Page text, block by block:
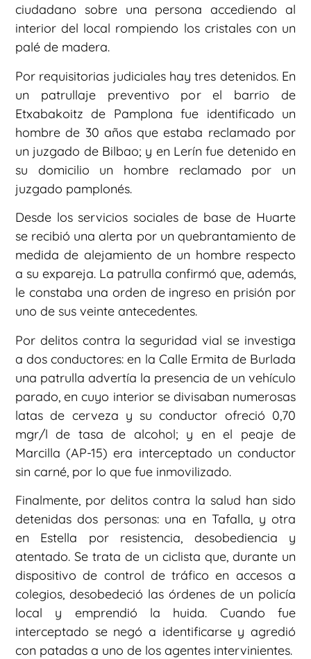
ciudadano sobre una persona accediendo al
interior del local rompiendo los cristales con un
palé de madera.
Por requisitorias judiciales hay tres detenidos. En
un patrullaje preventivo por el barrio de
Etxabakoitz de Pamplona fue identificado un
hombre de 30 años que estaba reclamado por
un juzgado de Bilbao; y en Lerín fue detenido en
su domicilio un hombre reclamado por un
juzgado pamplonés.
Desde los servicios sociales de base de Huarte
se recibió una alerta por un quebrantamiento de
medida de alejamiento de un hombre respecto
a su expareja. La patrulla confirmó que, además,
le constaba una orden de ingreso en prisión por
uno de sus veinte antecedentes.
Por delitos contra la seguridad vial se investiga
a dos conductores: en la Calle Ermita de Burlada
una patrulla advertía la presencia de un vehículo
parado, en cuyo interior se divisaban numerosas
latas de cerveza y su conductor ofreció 0,70
mgr/l de tasa de alcohol; y en el peaje de
Marcilla (AP-15) era interceptado un conductor
sin carné, por lo que fue inmovilizado.
Finalmente, por delitos contra la salud han sido
detenidas dos personas: una en Tafalla, y otra
en Estella por resistencia, desobediencia y
atentado. Se trata de un ciclista que, durante un
dispositivo de control de tráfico en accesos a
colegios, desobedeció las órdenes de un policía
local y emprendió la huida. Cuando fue
interceptado se negó a identificarse y agredió
con patadas a uno de los agentes intervinientes.